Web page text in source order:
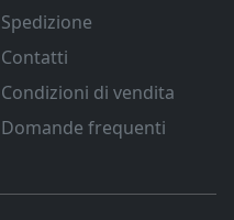
Spedizione
Contatti
Condizioni di vendita
Domande frequenti